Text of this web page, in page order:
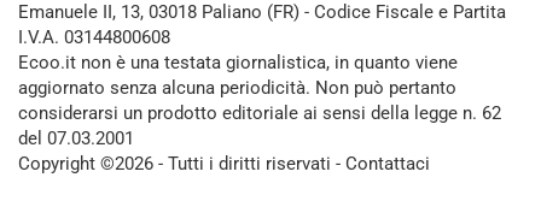
Emanuele II, 13, 03018 Paliano (FR) - Codice Fiscale e Partita
I.V.A. 03144800608
Ecoo.it non è una testata giornalistica, in quanto viene
aggiornato senza alcuna periodicità. Non può pertanto
considerarsi un prodotto editoriale ai sensi della legge n. 62
del 07.03.2001
Copyright ©2026 - Tutti i diritti riservati - Contattaci